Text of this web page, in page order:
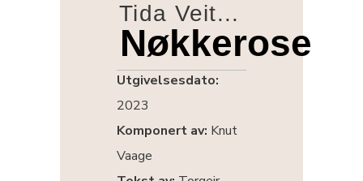
Tida Veit...
Nøkkerose
Utgivelsesdato:
2023
Komponert av: Knut
Vaage